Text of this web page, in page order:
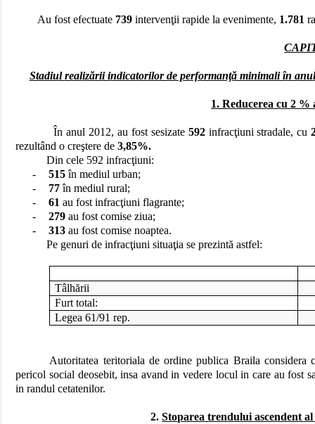
Au fost efectuate 739 intervenţii rapide la evenimente, 1.781
Stadiul realizării indicatorilor de performanţă minimali în
1. Reducerea cu 2
În anul 2012, au fost sesizate 592infracţiuni stradale, cu
rezultând o creştere de3,85%.
Din cele 592 infracţiuni:
-
515în mediul urban;
-
77în mediul rural;
-
61 au fost infracţiuni flagrante;
-
279 au fost comise ziua;
-
313 au fost comise noaptea.
Pe genuri de infracţiuni situaţia se prezintă astfel:
Tâlhării
Furt total:
Legea 61/91 rep.
Autoritatea teritoriala de ordine publica Braila
pericol social deosebit, insa avand in vedere locul in care au fost
in randul cetatenilor.
2.Stoparea trendului ascendent